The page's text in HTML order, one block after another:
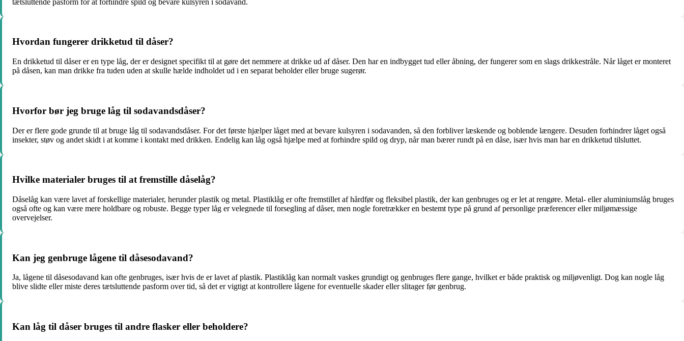
Hvordan fungerer drikketud til dåser?
En drikketud til dåser er en type låg, der er designet specifikt til at gøre det nemmere at drikke ud af dåser. Den har en indbygget tud eller åbning, der fungerer som en slags drikkestråle. Når låget er monteret
på dåsen, kan man drikke fra tuden uden at skulle hælde indholdet ud i en separat beholder eller bruge sugerør.
Hvorfor bør jeg bruge låg til sodavandsdåser?
Der er flere gode grunde til at bruge låg til sodavandsdåser. For det første hjælper låget med at bevare kulsyren i sodavanden, så den forbliver læskende og boblende længere. Desuden forhindrer låget også
insekter, støv og andet skidt i at komme i kontakt med drikken. Endelig kan låg også hjælpe med at forhindre spild og dryp, når man bærer rundt på en dåse, især hvis man har en drikketud tilsluttet.
Hvilke materialer bruges til at fremstille dåselåg?
Dåselåg kan være lavet af forskellige materialer, herunder plastik og metal. Plastiklåg er ofte fremstillet af hårdfør og fleksibel plastik, der kan genbruges og er let at rengøre. Metal- eller aluminiumslåg bruges
også ofte og kan være mere holdbare og robuste. Begge typer låg er velegnede til forsegling af dåser, men nogle foretrækker en bestemt type på grund af personlige præferencer eller miljømæssige
overvejelser.
Kan jeg genbruge lågene til dåsesodavand?
Ja, lågene til dåsesodavand kan ofte genbruges, især hvis de er lavet af plastik. Plastiklåg kan normalt vaskes grundigt og genbruges flere gange, hvilket er både praktisk og miljøvenligt. Dog kan nogle låg
blive slidte eller miste deres tætsluttende pasform over tid, så det er vigtigt at kontrollere lågene for eventuelle skader eller slitager før genbrug.
Kan låg til dåser bruges til andre flasker eller beholdere?